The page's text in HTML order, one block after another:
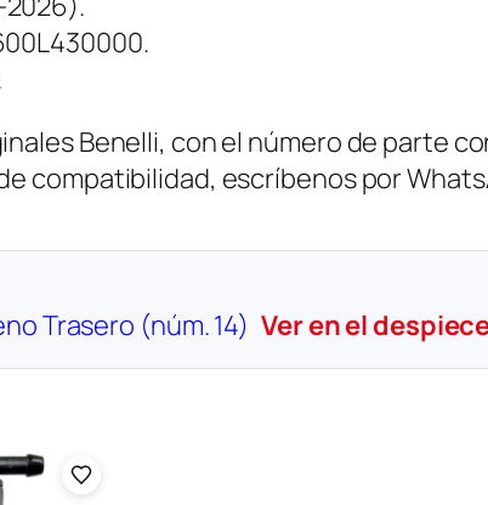
Benelli, con el número de parte
compatibilidad, escríbenos por
Trasero (núm. 14) Ver en el